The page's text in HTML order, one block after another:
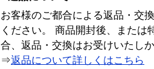
お客様のご都合による返品・交
ください。 商品開封後、または
合、返品・交換はお受けいたし
⇒返品について詳しくはこちら